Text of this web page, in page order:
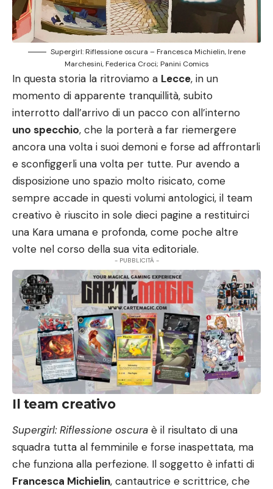
Supergirl: Riflessione oscura – Francesca Michielin, Irene
Marchesini, Federica Croci; Panini Comics
In questa storia la ritroviamo a Lecce, in un
momento di apparente tranquillità, subito
interrotto dall’arrivo di un pacco con all’interno
uno specchio, che la porterà a far riemergere
ancora una volta i suoi demoni e forse ad affrontarli
e sconfiggerli una volta per tutte. Pur avendo a
disposizione uno spazio molto risicato, come
sempre accade in questi volumi antologici, il team
creativo è riuscito in sole dieci pagine a restituirci
una Kara umana e profonda, come poche altre
volte nel corso della sua vita editoriale.
- PUBBLICITÀ -
Il team creativo
Supergirl: Riflessione oscura è il risultato di una
squadra tutta al femminile e forse inaspettata, ma
che funziona alla perfezione. Il soggetto è infatti di
Francesca Michielin, cantautrice e scrittrice, che